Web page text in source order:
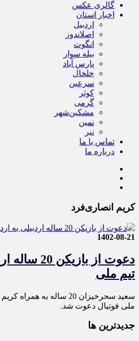
گالری عکس
اخبار استان
اردبیل
اصلاندوز
انگوت
بیله سوار
پارس آباد
خلخال
سرعین
کوثر
گرمی
مشکین‌شهر
نمین
نیر
تماس با ما
درباره ما
کریم انصاری‌فرد
1402-08-21
دعوت از
تیم ملی
سعید سحرخیزان 20 ساله به
ملی فوتبال دعوت شد.
جديدترين ها